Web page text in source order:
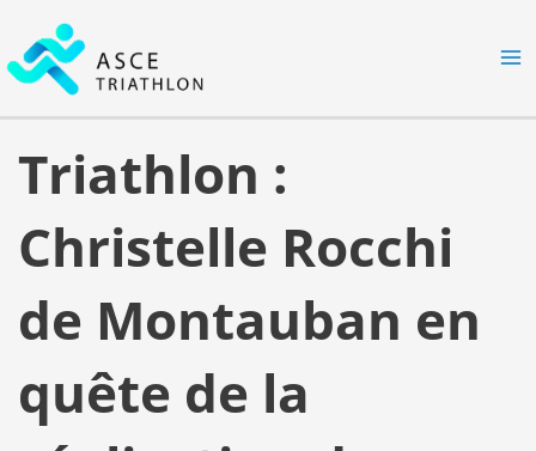
contenu
Triathlon :
Christelle Rocchi
de Montauban en
quête de la